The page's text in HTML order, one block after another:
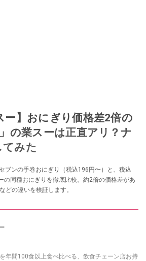
ー】おにぎり価格差2倍の
の業スーは正直アリ？ナ
てみた
ブンの手巻おにぎり（税込196円〜）と、税込
の同種おにぎりを徹底比較。約2倍の価格差があ
どの違いを検証します。
年間100食以上食べ比べる、飲食チェーン店お持